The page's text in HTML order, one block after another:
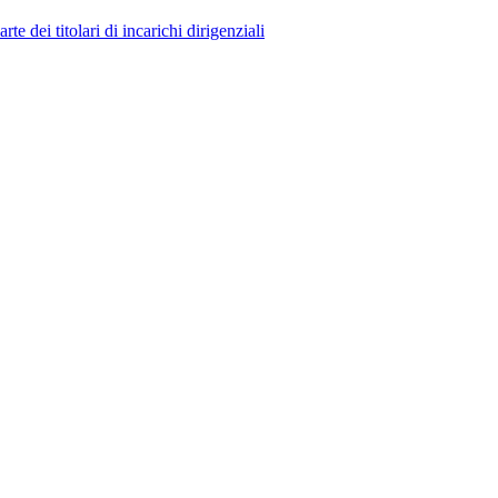
dei titolari di incarichi dirigenziali